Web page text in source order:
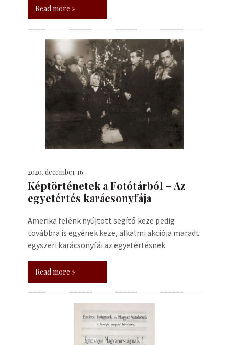
Read more »
2020. december 16.
Képtörténetek a Fotótárból – Az
egyetértés karácsonyfája
Amerika felénk nyújtott segítő keze pedig
továbbra is egyének keze, alkalmi akciója maradt:
egyszeri karácsonyfái az egyetértésnek.
Read more »